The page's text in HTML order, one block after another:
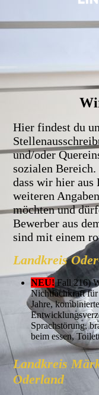
Hier findest du
und/oder
sozialen
dass wir hier aus
weiteren
möchten und
Bewerber aus
sind mit einem
Landkreis
NEU!Fall 216)
Nichtfachkraft
Jahre, kombinierte
Sprachstörung,
beim essen,
Landkreis
Oderland